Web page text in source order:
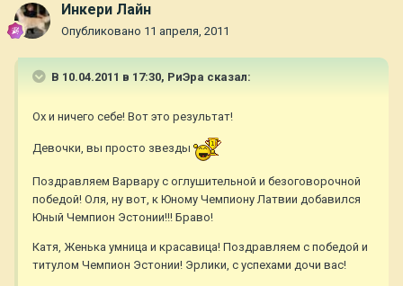
Инкери Лайн
Опубликовано 11 апреля, 2011
В 10.04.2011 в 17:30, РиЭра сказал:
Ох и ничего себе! Вот это результат!
Девочки, вы просто звезды
Поздравляем Варвару с оглушительной и безоговорочной
победой! Оля, ну вот, к Юному Чемпиону Латвии добавился
Юный Чемпион Эстонии!!! Браво!
Катя, Женька умница и красавица! Поздравляем с победой и
титулом Чемпион Эстонии! Эрлики, с успехами дочи вас!